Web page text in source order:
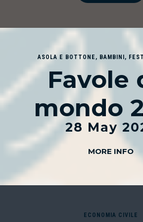
ASOLA E BOTTONE , BAMBINI ,
Favole
mondo
28 May
MORE INFO
ECONOMIA CIVILE